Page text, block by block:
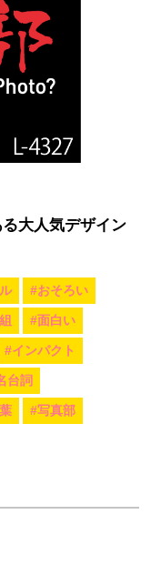
大人気デザイン
#おそろい
#面白い
#インパクト
台詞
#写真部